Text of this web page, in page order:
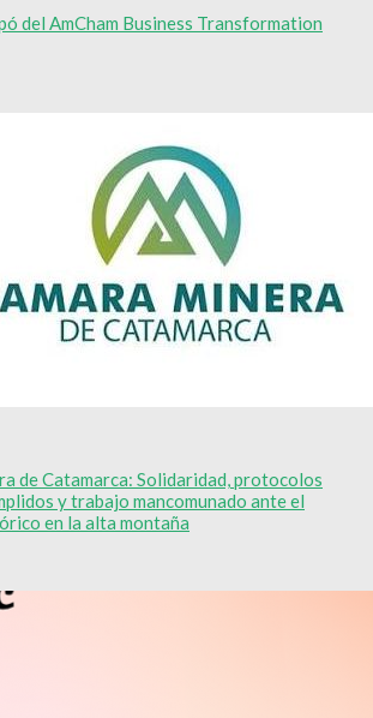
del AmCham Business Transformation
de Catamarca: Solidaridad, protocolos
y trabajo mancomunado ante el
en la alta montaña